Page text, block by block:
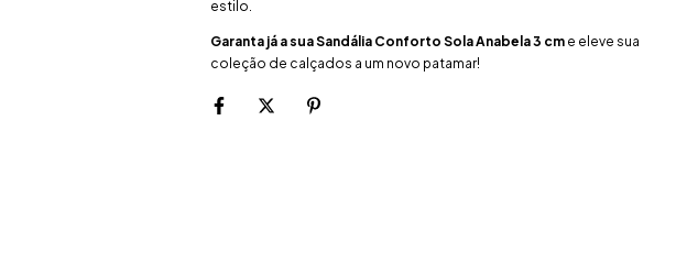
estilo.
Garanta já a sua Sandália Conforto Sola Anabela 3 cm e eleve sua
coleção de calçados a um novo patamar!